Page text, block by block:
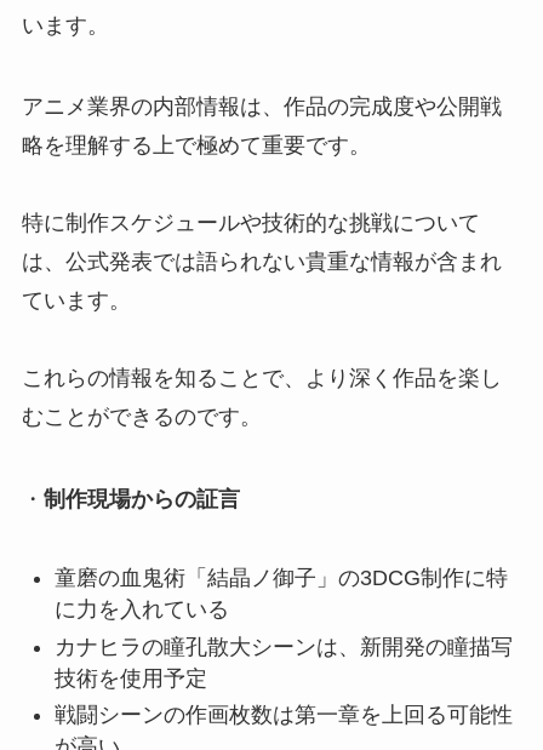
います。
アニメ業界の内部情報は、作品の完成度や公開戦
略を理解する上で極めて重要です。
特に制作スケジュールや技術的な挑戦について
は、公式発表では語られない貴重な情報が含まれ
ています。
これらの情報を知ることで、より深く作品を楽し
むことができるのです。
・ 制作現場からの証言
童磨の血鬼術「結晶ノ御子」の3DCG制作に特
に力を入れている
カナヒラの瞳孔散大シーンは、新開発の瞳描写
技術を使用予定
戦闘シーンの作画枚数は第一章を上回る可能性